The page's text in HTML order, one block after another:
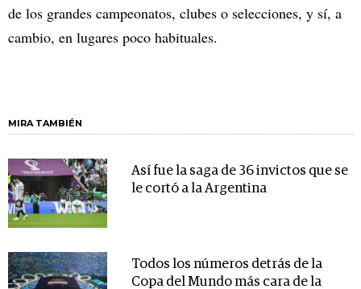
de los grandes campeonatos, clubes o selecciones, y sí, a
cambio, en lugares poco habituales.
MIRA TAMBIÉN
Así fue la saga de 36 invictos que se
le cortó a la Argentina
Todos los números detrás de la
Copa del Mundo más cara de la